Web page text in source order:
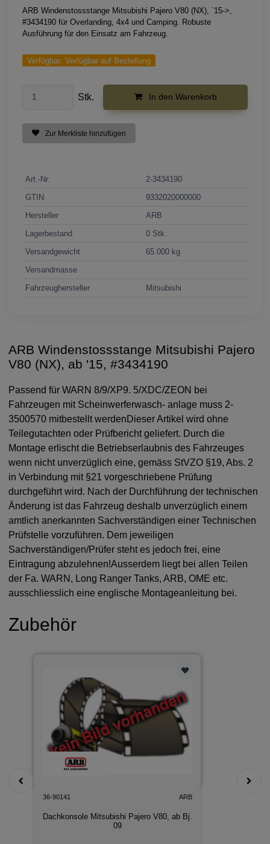
ARB Windenstossstange Mitsubishi Pajero V80 (NX), `15->,
#3434190 für Overlanding, 4x4 und Camping. Robuste
Ausführung für den Einsatz am Fahrzeug.
Verfügbar: Verfügbar auf Bestellung
Stk. In den Warenkorb
Zur Merkliste hinzufügen
Art.-Nr.
2-3434190
GTIN
9332020000000
Hersteller
ARB
Lagerbestand
0 Stk.
Versandgewicht
65.000 kg
Versandmasse
Fahrzeughersteller
Mitsubishi
ARB Windenstossstange Mitsubishi Pajero
V80 (NX), ab '15, #3434190
Passend für WARN 8/9/XP9. 5/XDC/ZEON bei
Fahrzeugen mit Scheinwerferwasch- anlage muss 2-
3500570 mitbestellt werdenDieser Artikel wird ohne
Teilegutachten oder Prüfbericht geliefert. Durch die
Montage erlischt die Betriebserlaubnis des Fahrzeuges
wenn nicht unverzüglich eine, gemäss StVZO §19, Abs. 2
in Verbindung mit §21 vorgeschriebene Prüfung
durchgeführt wird. Nach der Durchführung der technischen
Änderung ist das Fahrzeug deshalb unverzüglich einem
amtlich anerkannten Sachverständigen einer Technischen
Prüfstelle vorzuführen. Dem jeweiligen
Sachverständigen/Prüfer steht es jedoch frei, eine
Eintragung abzulehnen!Ausserdem liegt bei allen Teilen
der Fa. WARN, Long Ranger Tanks, ARB, OME etc.
ausschliesslich eine englische Montageanleitung bei.
Zubehör
36-90141 ARB
Dachkonsole Mitsubishi Pajero V80, ab Bj.
09